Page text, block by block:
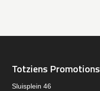
Totziens Promotions
Sluisplein 46